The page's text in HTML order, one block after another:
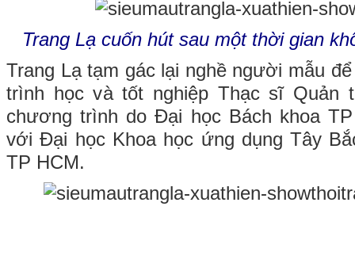
Trang Lạ cuốn hút sau một thời gian
Trang Lạ tạm gác lại nghề người mẫu
trình học và tốt nghiệp Thạc sĩ Quản
chương trình do Đại học Bách khoa
với Đại học Khoa học ứng dụng Tây
TP HCM.